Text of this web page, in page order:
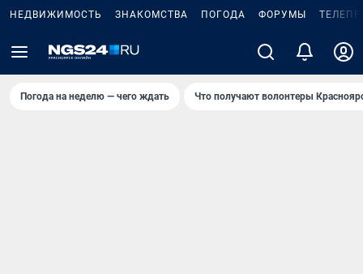
НЕДВИЖИМОСТЬ ЗНАКОМСТВА ПОГОДА ФОРУМЫ
Погода на неделю — чего ждать Что получают волонтеры